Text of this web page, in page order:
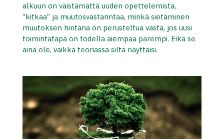
alkuun on väistämättä uuden opettelemista,
”kitkaa” ja muutosvastarintaa, minkä sietäminen
muutoksen hintana on perusteltua vasta, jos uusi
toimintatapa on todella aiempaa parempi. Eikä se
aina ole, vaikka teoriassa siltä näyttäisi.